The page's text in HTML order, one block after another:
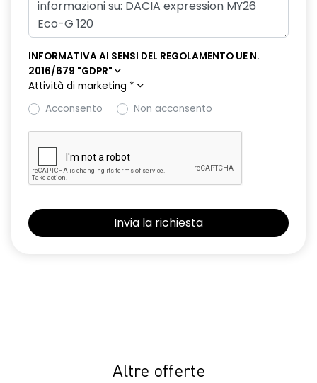
INFORMATIVA AI SENSI DEL REGOLAMENTO UE N.
2016/679 "GDPR"
Attività di marketing *
Acconsento
Non acconsento
Altre offerte